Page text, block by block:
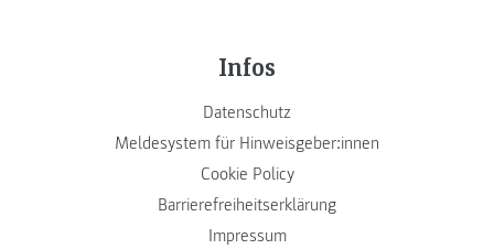
Infos
Datenschutz
Meldesystem für Hinweisgeber:innen
Cookie Policy
Barrierefreiheitserklärung
Impressum